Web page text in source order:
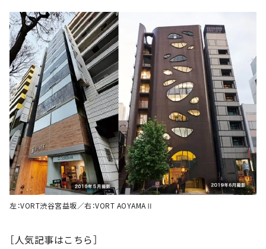
左：VORT渋谷宮益坂／右：VORT AOYAMAⅡ
［人気記事はこちら］